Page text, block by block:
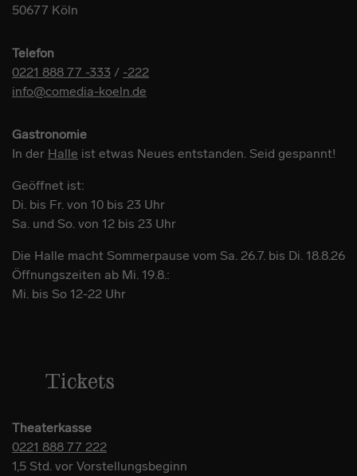
50677 Köln
Telefon
0221 888 77 -333 / -222
info@comedia-koeln.de
Gastronomie
In der Halle ist etwas Neues entstanden. Seid gespannt!
Geöffnet ist:
Di. bis Fr. von 10 bis 23 Uhr
Sa. und So. von 12 bis 23 Uhr
Die Halle macht Sommerpause vom Sa. 26.7. bis Di. 18.8.26
Öffnungszeiten ab Mi. 19.8.:
Mi. bis So 12-22 Uhr
Tickets
Theaterkasse
0221 888 77 222
1,5 Std. vor Vorstellungsbeginn